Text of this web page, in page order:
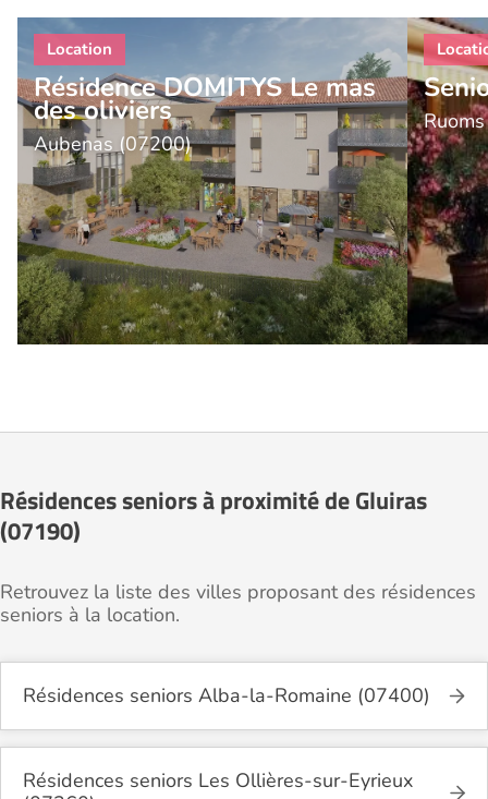
Résidence DOMITYS Le mas
des oliviers
Aubenas (07200)
Résidences seniors à proximité de Gluiras
(07190)
Retrouvez la liste des villes proposant des résidences
seniors à la location.
Résidences seniors Alba-la-Romaine (07400)
Résidences seniors Les Ollières-sur-Eyrieux